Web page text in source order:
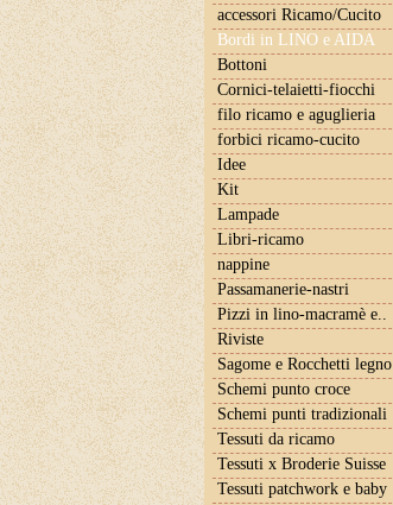
accessori Ricamo/Cucito
Bordi in LINO e AIDA
Bottoni
Cornici-telaietti-fiocchi
filo ricamo e aguglieria
forbici ricamo-cucito
Idee
Kit
Lampade
Libri-ricamo
nappine
Passamanerie-nastri
Pizzi in lino-macramè e..
Riviste
Sagome e Rocchetti legno
Schemi punto croce
Schemi punti tradizionali
Tessuti da ricamo
Tessuti x Broderie Suisse
Tessuti patchwork e baby